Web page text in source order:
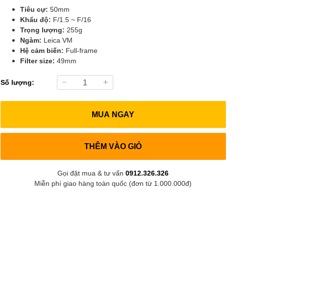
Tiêu cự: 50mm
Khẩu độ: F/1.5 ~ F/16
Trọng lượng: 255g
Ngàm: Leica VM
Hệ cảm biến: Full-frame
Filter size: 49mm
Số lượng:
MUA NGAY
THÊM VÀO GIỎ
Gọi đặt mua & tư vấn0912.326.326
Miễn phí giao hàng toàn quốc (đơn từ 1.000.000đ)